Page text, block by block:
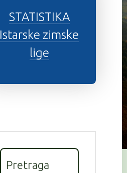
STATISTIKA
Istarske zimske
lige
Pretraga